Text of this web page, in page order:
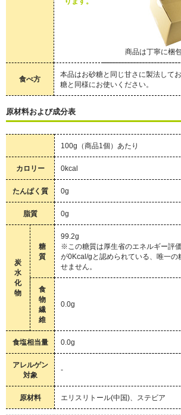
商品は丁寧に梱
食べ方
本品はお砂糖と同じ甘さに製法して
糖と同様にお使いください。
原材料および成分表
100g（商品1個）あたり
カロリー 0kcal
たんぱく質 0g
脂質 0g
炭
水
化
物
糖
質
99.2g
※この糖質は厚生省のエネルギー評
が0Kcal/gと認められている、唯一の
せません。
食
物
繊
維
0.0g
食塩相当量 0.0g
アレルゲン
対象
-
原材料 エリスリトール(中国)、ステビア